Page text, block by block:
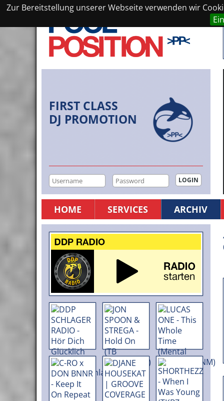
Zur Bereitstellung unserer Webseite verwenden wir
FIRST CLASS
DJ PROMOTION
HOME SERVICES ARCHIV